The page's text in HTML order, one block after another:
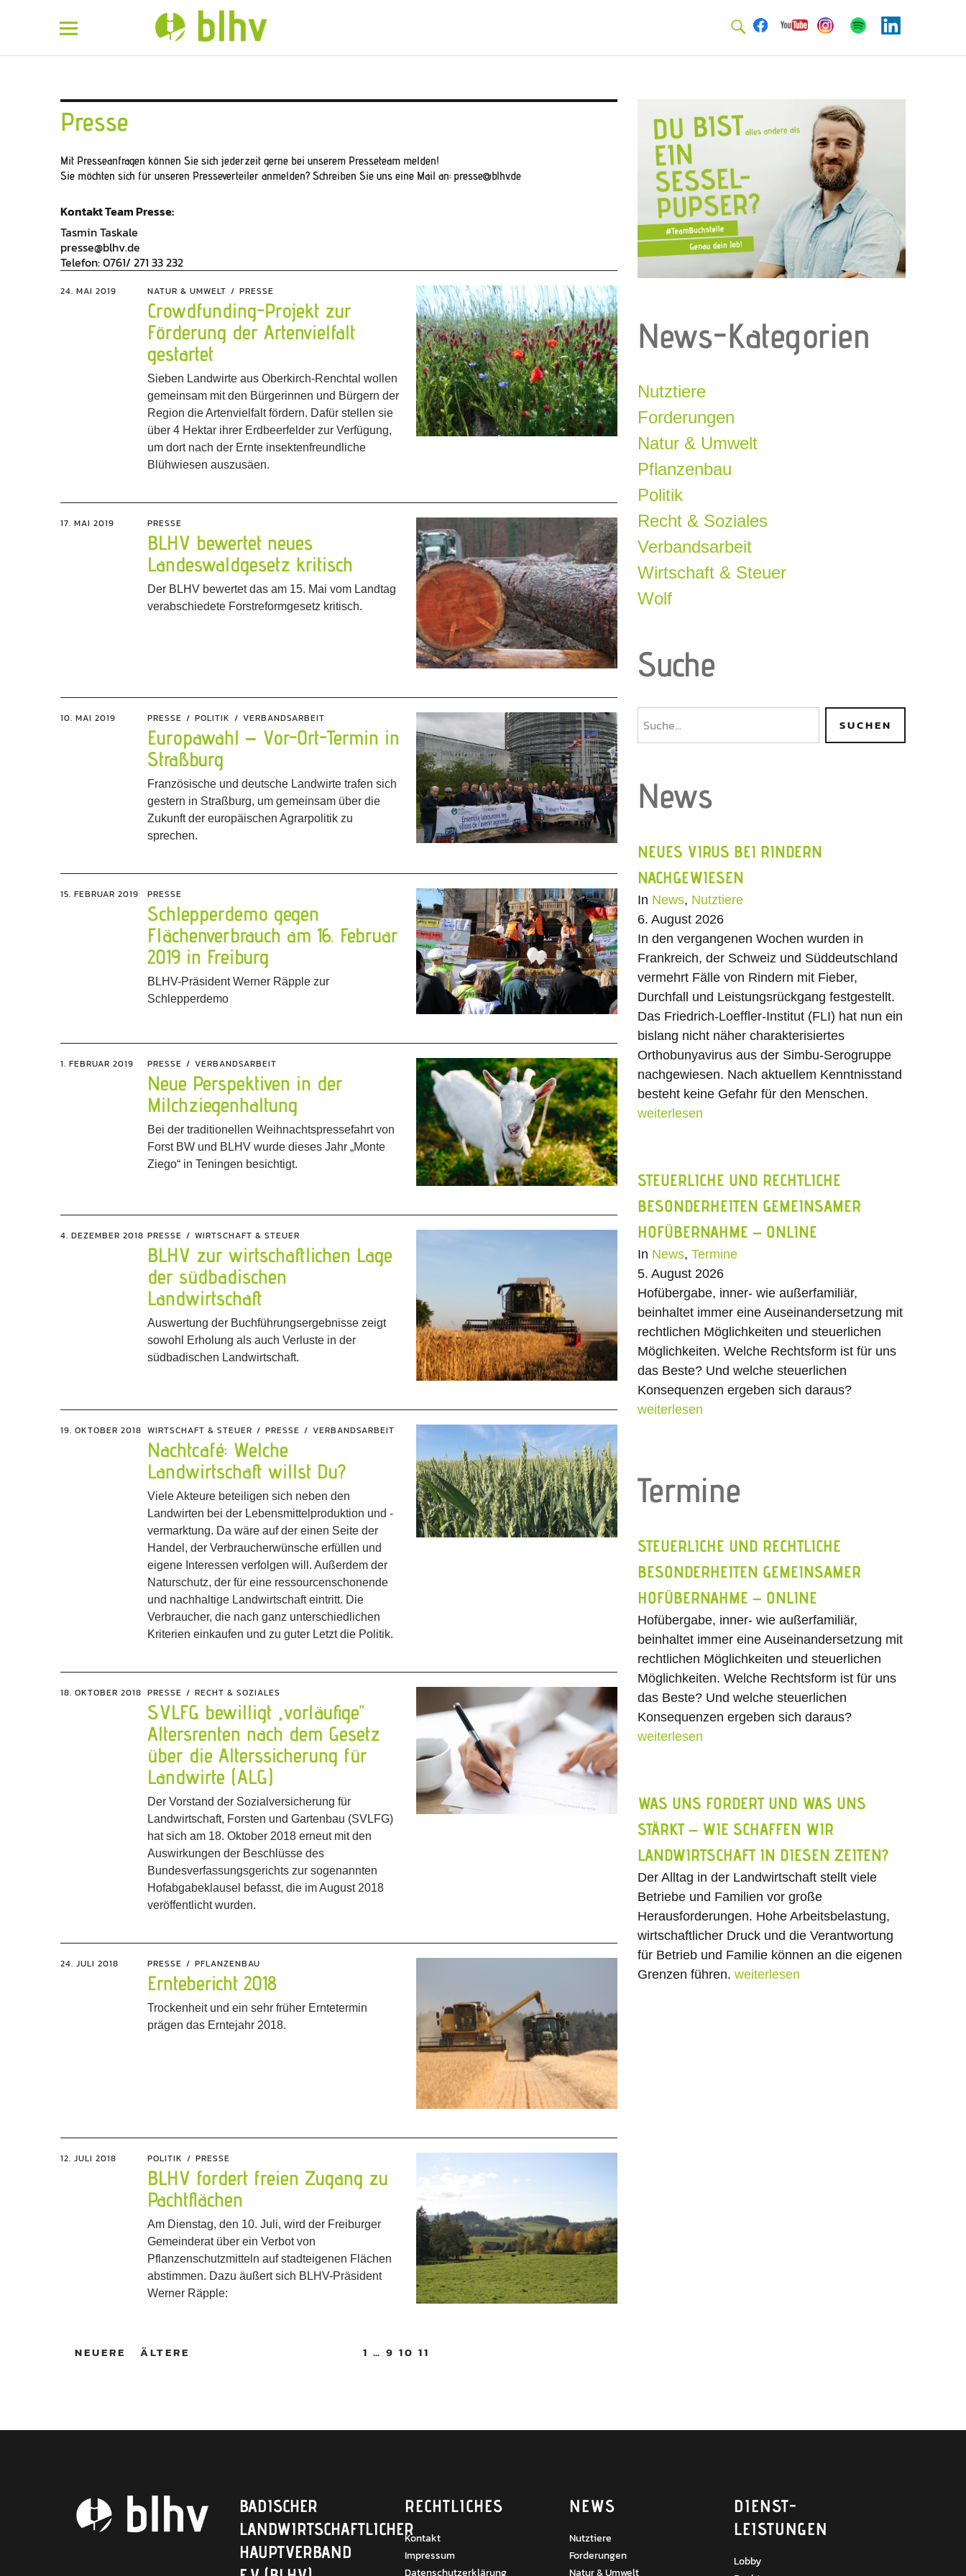
BLHV Facebook
YoutubeInstagram
SpotifyLinkedin
Presse
Mit Presseanfragen können Sie sich jederzeit gerne bei unserem Presseteam melden!
Sie möchten sich für unseren Presseverteiler anmelden? Schreiben Sie uns eine Mail an: presse@blhv.de
Kontakt Team Presse:
Tasmin Taskale
presse@blhv.de
Telefon: 0761/ 271 33 232
24. MAI 2019 NATUR & UMWELT PRESSE
Crowdfunding-Projekt zur
Förderung der Artenvielfalt
gestartet
Sieben Landwirte aus Oberkirch-Renchtal wollen
gemeinsam mit den Bürgerinnen und Bürgern der
Region die Artenvielfalt fördern. Dafür stellen sie
über 4 Hektar ihrer Erdbeerfelder zur Verfügung,
um dort nach der Ernte insektenfreundliche
Blühwiesen auszusäen.
17. MAI 2019 PRESSE
BLHV bewertet neues
Landeswaldgesetz kritisch
Der BLHV bewertet das am 15. Mai vom Landtag
verabschiedete Forstreformgesetz kritisch.
10. MAI 2019 PRESSE POLITIK VERBANDSARBEIT
Europawahl – Vor-Ort-Termin in
Straßburg
Französische und deutsche Landwirte trafen sich
gestern in Straßburg, um gemeinsam über die
Zukunft der europäischen Agrarpolitik zu
sprechen.
15. FEBRUAR 2019 PRESSE
Schlepperdemo gegen
Flächenverbrauch am 16. Februar
2019 in Freiburg
BLHV-Präsident Werner Räpple zur
Schlepperdemo
1. FEBRUAR 2019 PRESSE VERBANDSARBEIT
Neue Perspektiven in der
Milchziegenhaltung
Bei der traditionellen Weihnachtspressefahrt von
Forst BW und BLHV wurde dieses Jahr „Monte
Ziego“ in Teningen besichtigt.
4. DEZEMBER 2018 PRESSE WIRTSCHAFT & STEUER
BLHV zur wirtschaftlichen Lage
der südbadischen
Landwirtschaft
Auswertung der Buchführungsergebnisse zeigt
sowohl Erholung als auch Verluste in der
südbadischen Landwirtschaft.
19. OKTOBER 2018 WIRTSCHAFT & STEUER PRESSE VERBANDSARBEIT
Nachtcafé: Welche
Landwirtschaft willst Du?
Viele Akteure beteiligen sich neben den
Landwirten bei der Lebensmittelproduktion und -
vermarktung. Da wäre auf der einen Seite der
Handel, der Verbraucherwünsche erfüllen und
eigene Interessen verfolgen will. Außerdem der
Naturschutz, der für eine ressourcenschonende
und nachhaltige Landwirtschaft eintritt. Die
Verbraucher, die nach ganz unterschiedlichen
Kriterien einkaufen und zu guter Letzt die Politik.
18. OKTOBER 2018 PRESSE RECHT & SOZIALES
SVLFG bewilligt „vorläufige“
Altersrenten nach dem Gesetz
über die Alterssicherung für
Landwirte (ALG)
Der Vorstand der Sozialversicherung für
Landwirtschaft, Forsten und Gartenbau (SVLFG)
hat sich am 18. Oktober 2018 erneut mit den
Auswirkungen der Beschlüsse des
Bundesverfassungsgerichts zur sogenannten
Hofabgabeklausel befasst, die im August 2018
veröffentlicht wurden.
24. JULI 2018 PRESSE PFLANZENBAU
Erntebericht 2018
Trockenheit und ein sehr früher Erntetermin
prägen das Erntejahr 2018.
12. JULI 2018 POLITIK PRESSE
BLHV fordert freien Zugang zu
Pachtflächen
Am Dienstag, den 10. Juli, wird der Freiburger
Gemeinderat über ein Verbot von
Pflanzenschutzmitteln auf stadteigenen Flächen
abstimmen. Dazu äußert sich BLHV-Präsident
Werner Räpple:
NEUERE 1 … 9 10 11
ÄLTERE
News-Kategorien
Nutztiere
Forderungen
Natur & Umwelt
Pflanzenbau
Politik
Recht & Soziales
Verbandsarbeit
Wirtschaft & Steuer
Wolf
Suche
News
NEUES VIRUS BEI RINDERN
NACHGEWIESEN
In News, Nutztiere
6. August 2026
In den vergangenen Wochen wurden in
Frankreich, der Schweiz und Süddeutschland
vermehrt Fälle von Rindern mit Fieber,
Durchfall und Leistungsrückgang festgestellt.
Das Friedrich-Loeffler-Institut (FLI) hat nun ein
bislang nicht näher charakterisiertes
Orthobunyavirus aus der Simbu-Serogruppe
nachgewiesen. Nach aktuellem Kenntnisstand
besteht keine Gefahr für den Menschen.
weiterlesen
STEUERLICHE UND RECHTLICHE
BESONDERHEITEN GEMEINSAMER
HOFÜBERNAHME – ONLINE
In News, Termine
5. August 2026
Hofübergabe, inner- wie außerfamiliär,
beinhaltet immer eine Auseinandersetzung mit
rechtlichen Möglichkeiten und steuerlichen
Möglichkeiten. Welche Rechtsform ist für uns
das Beste? Und welche steuerlichen
Konsequenzen ergeben sich daraus?
weiterlesen
Termine
STEUERLICHE UND RECHTLICHE
BESONDERHEITEN GEMEINSAMER
HOFÜBERNAHME – ONLINE
Hofübergabe, inner- wie außerfamiliär,
beinhaltet immer eine Auseinandersetzung mit
rechtlichen Möglichkeiten und steuerlichen
Möglichkeiten. Welche Rechtsform ist für uns
das Beste? Und welche steuerlichen
Konsequenzen ergeben sich daraus?
weiterlesen
WAS UNS FORDERT UND WAS UNS
STÄRKT – WIE SCHAFFEN WIR
LANDWIRTSCHAFT IN DIESEN ZEITEN?
Der Alltag in der Landwirtschaft stellt viele
Betriebe und Familien vor große
Herausforderungen. Hohe Arbeitsbelastung,
wirtschaftlicher Druck und die Verantwortung
für Betrieb und Familie können an die eigenen
Grenzen führen. weiterlesen
BADISCHER
LANDWIRTSCHAFTLICHER
HAUPTVERBAND
RECHTLICHES
Kontakt
Impressum
Datenschutzerklärung
NEWS
Nutztiere
Forderungen
Natur & Umwelt
DIENST­
LEISTUNGEN
Lobby